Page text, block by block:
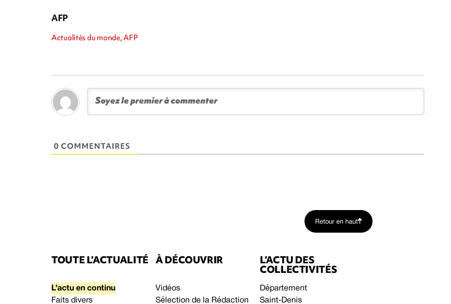
AFP
Actualités du monde, AFP
0 COMMENTAIRES
Retour en haut
TOUTE L’ACTUALITÉ
L’actu en continu
Faits divers
À DÉCOUVRIR
Vidéos
Sélection de la Rédaction
L’ACTU DES
COLLECTIVITÉS
Département
Saint-Denis